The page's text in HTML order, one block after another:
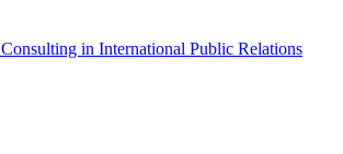
Consulting in International Public Relations